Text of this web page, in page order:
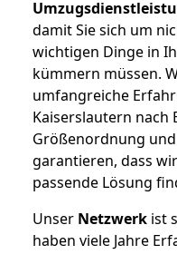
damit Sie sich um
wichtigen Dinge in
kümmern müssen.
umfangreiche
Kaiserslautern nach
Größenordnung
garantieren, dass
passende Lösung
Unser Netzwerk ist
haben viele Jahre